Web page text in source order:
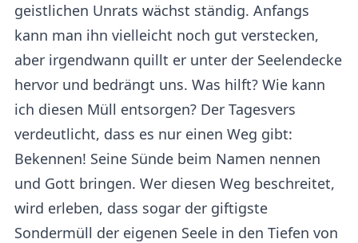
geistlichen Unrats wächst ständig. Anfangs
kann man ihn vielleicht noch gut verstecken,
aber irgendwann quillt er unter der Seelendecke
hervor und bedrängt uns. Was hilft? Wie kann
ich diesen Müll entsorgen? Der Tagesvers
verdeutlicht, dass es nur einen Weg gibt:
Bekennen! Seine Sünde beim Namen nennen
und Gott bringen. Wer diesen Weg beschreitet,
wird erleben, dass sogar der giftigste
Sondermüll der eigenen Seele in den Tiefen von